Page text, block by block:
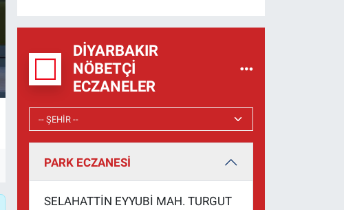
DIYARBAKIR
NÖBETÇI
ECZANELER
PARK ECZANESİ
SELAHATTİN EYYUBİ MAH. TURGUT